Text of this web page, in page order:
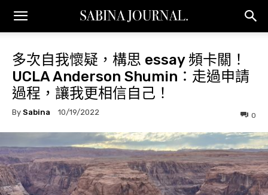
多次自我懷疑，構思 essay 頻卡關！
UCLA Anderson Shumin：走過申請
過程，讓我更相信自己！
By Sabina 10/19/2022 0